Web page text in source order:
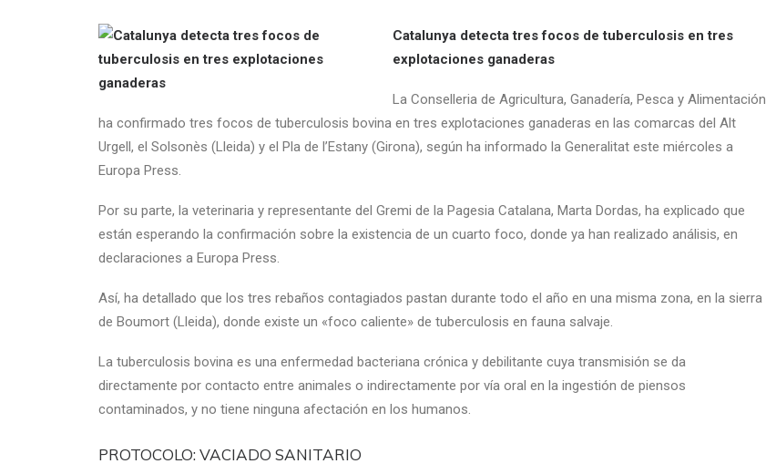
Catalunya detecta tres focos de tuberculosis en tres
explotaciones ganaderas
La Conselleria de Agricultura, Ganadería, Pesca y Alimentación
ha confirmado tres focos de tuberculosis bovina en tres explotaciones ganaderas en las comarcas del Alt
Urgell, el Solsonès (Lleida) y el Pla de l’Estany (Girona), según ha informado la Generalitat este miércoles a
Europa Press.
Por su parte, la veterinaria y representante del Gremi de la Pagesia Catalana, Marta Dordas, ha explicado que
están esperando la confirmación sobre la existencia de un cuarto foco, donde ya han realizado análisis, en
declaraciones a Europa Press.
Así, ha detallado que los tres rebaños contagiados pastan durante todo el año en una misma zona, en la sierra
de Boumort (Lleida), donde existe un «foco caliente» de tuberculosis en fauna salvaje.
La tuberculosis bovina es una enfermedad bacteriana crónica y debilitante cuya transmisión se da
directamente por contacto entre animales o indirectamente por vía oral en la ingestión de piensos
contaminados, y no tiene ninguna afectación en los humanos.
PROTOCOLO: VACIADO SANITARIO